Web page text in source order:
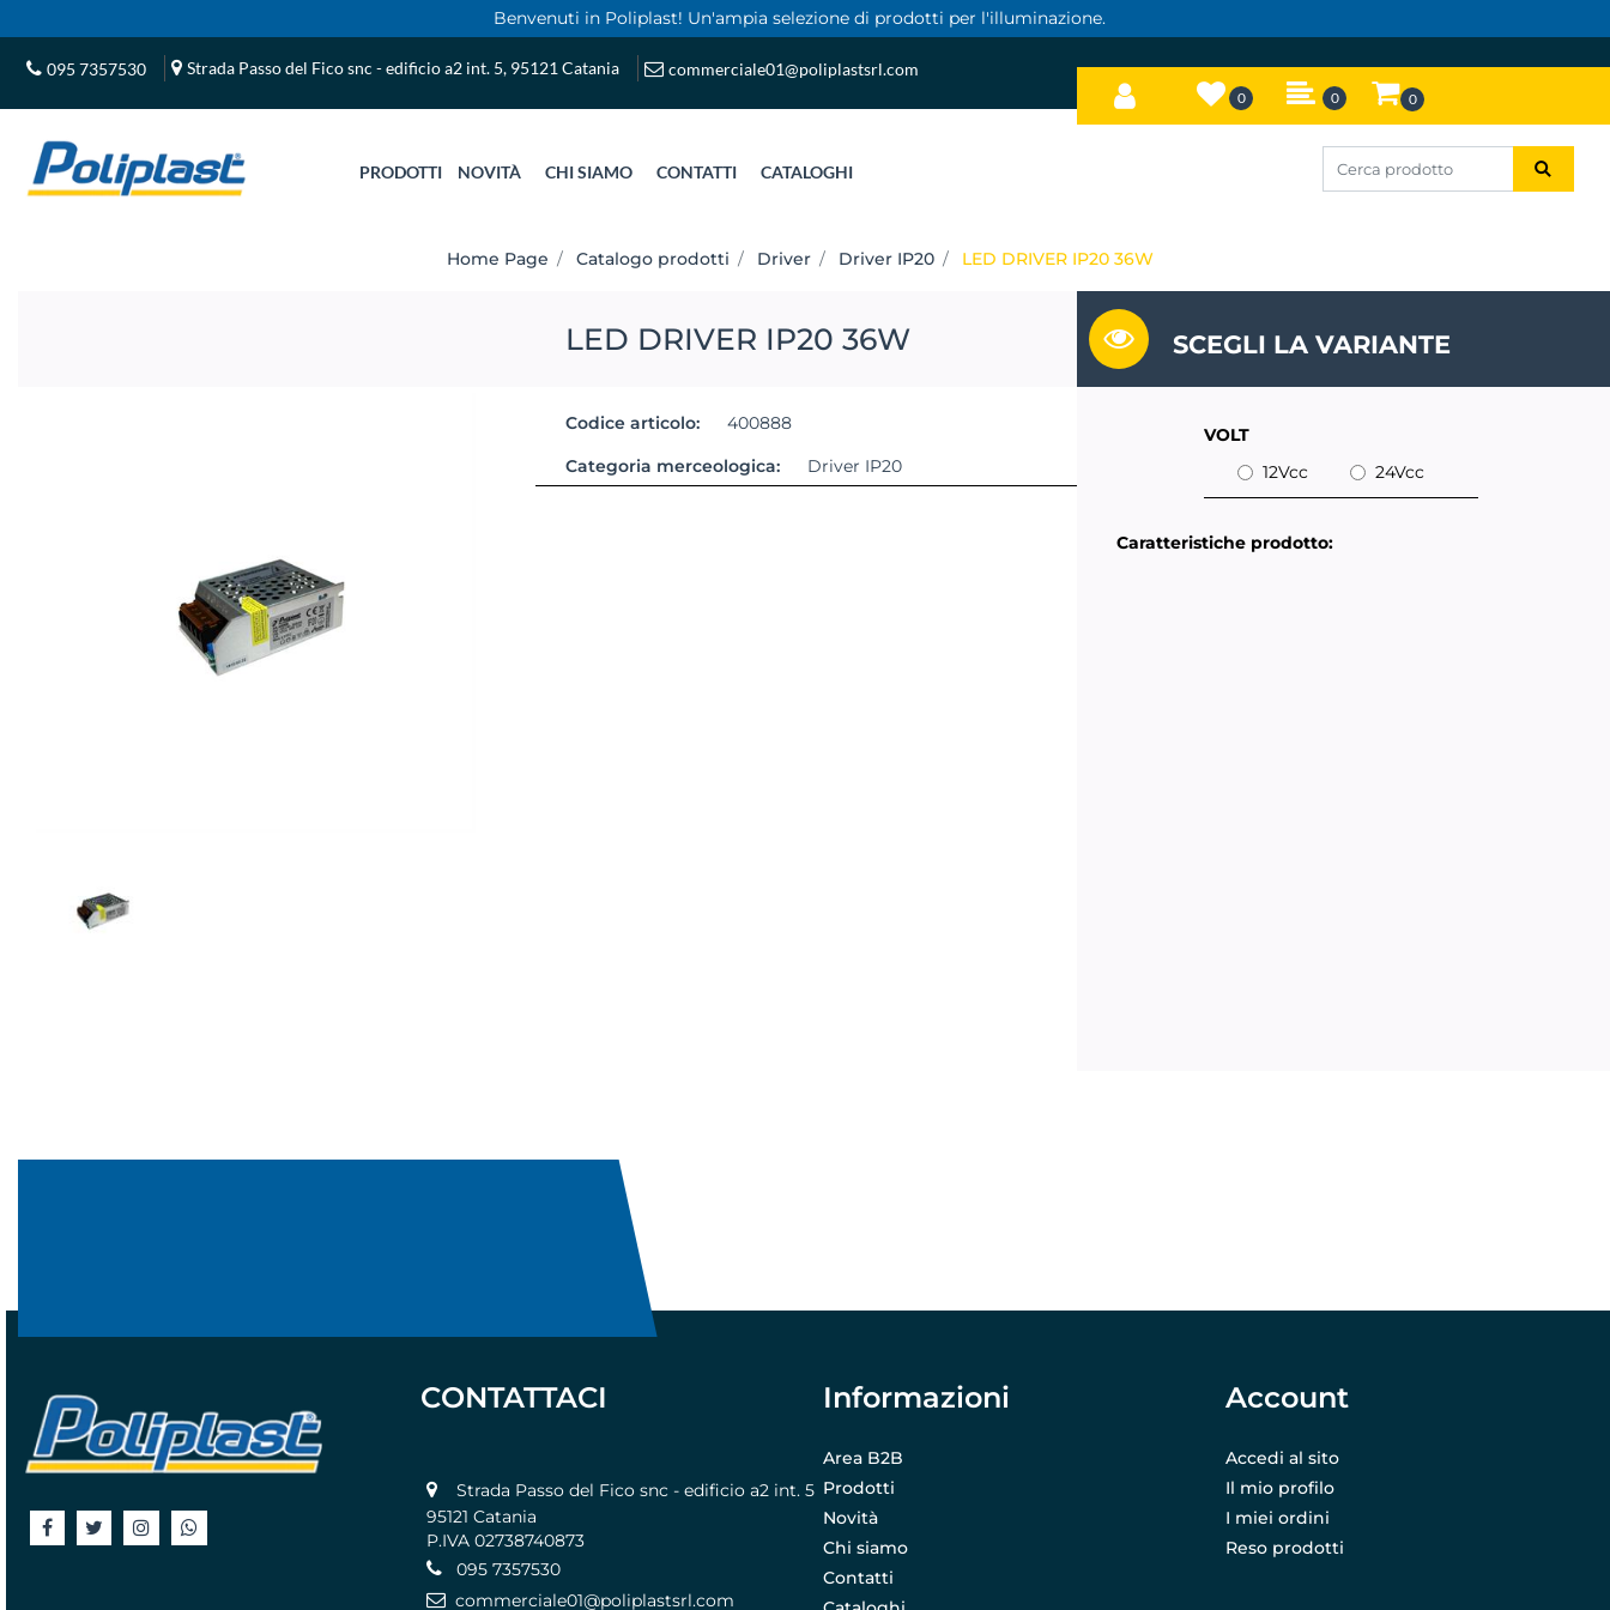
Benvenuti in Poliplast! Un'ampia selezione di prodotti per l'illuminazione.
095 7357530 Strada Passo del Fico snc - edificio a2 int. 5, 95121 Catania commerciale01@poliplastsrl.com
0 0 0
PRODOTTI NOVITÀ CHI SIAMO CONTATTI CATALOGHI
Home Page Catalogo prodotti Driver Driver IP20 LED DRIVER IP20 36W
LED DRIVER IP20 36W
Codice articolo:
400888
Categoria merceologica:
Driver IP20
SCEGLI LA VARIANTE
VOLT
12Vcc
24Vcc
Caratteristiche prodotto:
CONTATTACI
Strada Passo del Fico snc - edificio a2 int. 5
95121 Catania
P.IVA 02738740873
095 7357530
commerciale01@poliplastsrl.com
Informazioni
Area B2B
Prodotti
Novità
Chi siamo
Contatti
Account
Accedi al sito
Il mio profilo
I miei ordini
Reso prodotti